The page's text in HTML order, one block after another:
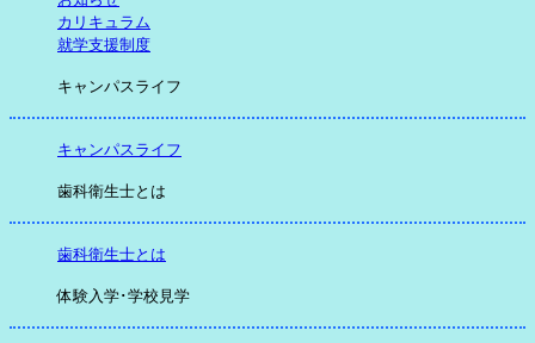
カリキュラム
就学支援制度
キャンパスライフ
キャンパスライフ
歯科衛生士とは
歯科衛生士とは
体験入学･学校見学